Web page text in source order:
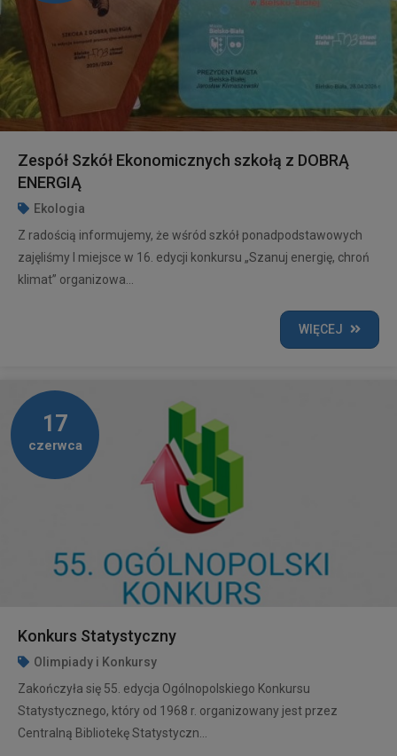
Zespół Szkół Ekonomicznych szkołą z DOBRĄ
ENERGIĄ
Ekologia
Z radością informujemy, że wśród szkół ponadpodstawowych
zajęliśmy I miejsce w 16. edycji konkursu „Szanuj energię, chroń
klimat” organizowa...
WIĘCEJ
17
czerwca
Konkurs Statystyczny
Olimpiady i Konkursy
Zakończyła się 55. edycja Ogólnopolskiego Konkursu
Statystycznego, który od 1968 r. organizowany jest przez
Centralną Bibliotekę Statystyczn...